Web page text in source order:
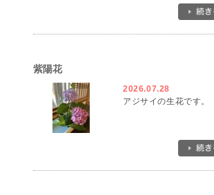
紫陽花
2026.07.28
アジサイの生花です。